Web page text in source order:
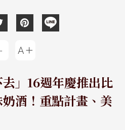
」16週年慶推出比
酒！重點計畫、美